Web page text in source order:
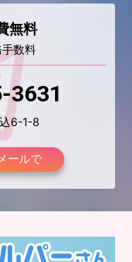
無料
数料
3631
6-1-8
ールで